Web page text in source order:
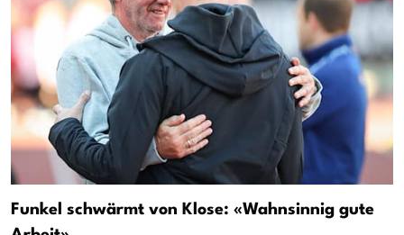
Funkel schwärmt von Klose: «Wahnsinnig gute